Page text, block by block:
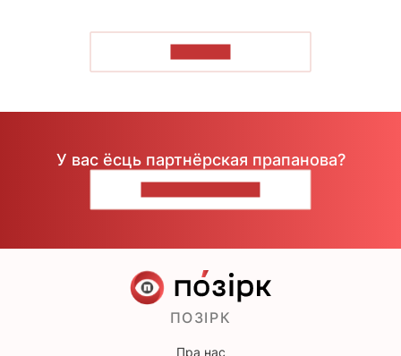
У вас ёсць партнёрская прапанова?
ПОЗІРК
Пра нас